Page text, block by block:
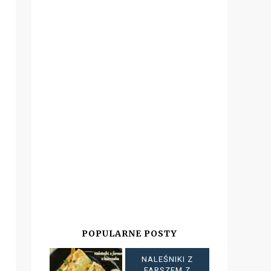
POPULARNE POSTY
NALEŚNIKI Z